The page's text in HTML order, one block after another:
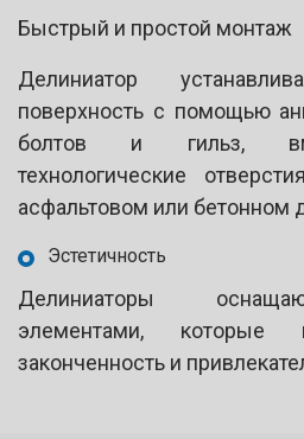
Быстрый и простой монтаж
Делиниатор
поверхность с помощью
болтов и гильз,
технологические
асфальтовом или бетонном
Эстетичность
Делиниаторы
элементами, которые
законченность и